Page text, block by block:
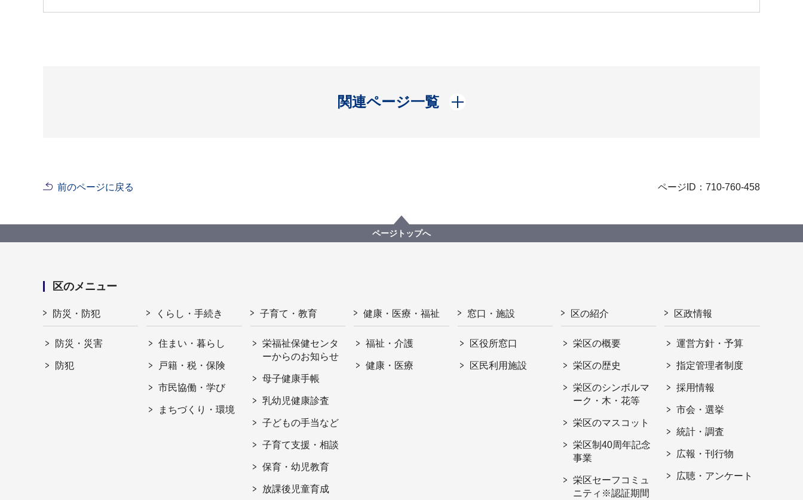
関連ページ一覧
開く
前のページに戻る ページID：710-760-458
ページトップへ
区のメニュー
防災・防犯
防災・災害
防犯
くらし・手続き
住まい・暮らし
戸籍・税・保険
市民協働・学び
まちづくり・環境
子育て・教育
栄福祉保健センタ
ーからのお知らせ
母子健康手帳
乳幼児健康診査
子どもの手当など
子育て支援・相談
保育・幼児教育
放課後児童育成
健康・医療・福祉
福祉・介護
健康・医療
窓口・施設
区役所窓口
区民利用施設
区の紹介
栄区の概要
栄区の歴史
栄区のシンボルマ
ーク・木・花等
栄区のマスコット
栄区制40周年記念
事業
栄区セーフコミュ
ニティ※認証期間
区政情報
運営方針・予算
指定管理者制度
採用情報
市会・選挙
統計・調査
広報・刊行物
広聴・アンケート